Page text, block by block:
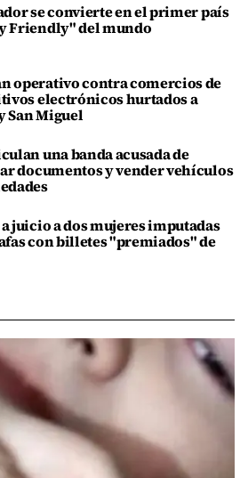
se convierte en el primer país
Friendly" del mundo
operativo contra comercios de
electrónicos hurtados a
San Miguel
una banda acusada de
documentos y vender vehículos
juicio a dos mujeres imputadas
con billetes "premiados" de